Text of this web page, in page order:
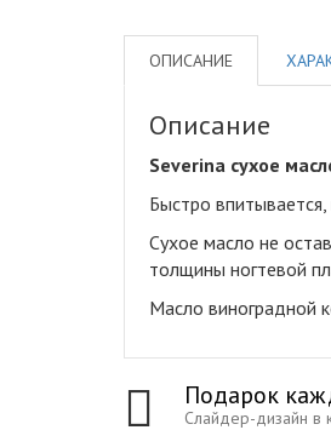
ОПИСАНИЕ
Описание
Severina сухое
Быстро
Сухое масло не
толщины ногтевой
Масло виноградной
Подарок
Слайдер-дизайн в